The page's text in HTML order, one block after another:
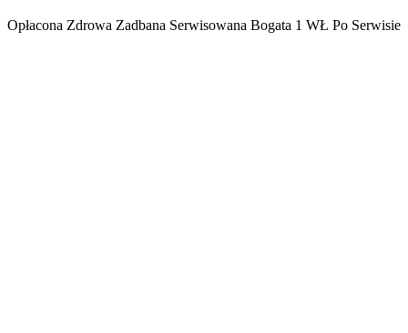
Opłacona Zdrowa Zadbana Serwisowana Bogata 1 WŁ Po Serwisie